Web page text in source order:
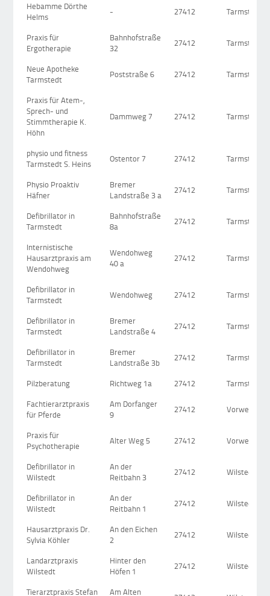
Hebamme Dörthe
Helms
- 27412 Tarmstedt
Praxis für
Ergotherapie
Bahnhofstraße
32
27412 Tarmstedt
Neue Apotheke
Tarmstedt
Poststraße 6 27412 Tarmstedt
Praxis für Atem-,
Sprech- und
Stimmtherapie K.
Höhn
Dammweg 7 27412 Tarmstedt
physio und fitness
Tarmstedt S. Heins
Ostentor 7 27412 Tarmstedt
Physio Proaktiv
Häfner
Bremer
Landstraße 3 a
27412 Tarmstedt
Defibrillator in
Tarmstedt
Bahnhofstraße
8a
27412 Tarmstedt
Internistische
Hausarztpraxis am
Wendohweg
Wendohweg
40 a
27412 Tarmstedt
Defibrillator in
Tarmstedt
Wendohweg 27412 Tarmstedt
Defibrillator in
Tarmstedt
Bremer
Landstraße 4
27412 Tarmstedt
Defibrillator in
Tarmstedt
Bremer
Landstraße 3b
27412 Tarmstedt
Pilzberatung Richtweg 1a 27412
Tarmstedt
Fachtierarztpraxis
für Pferde
Am Dorfanger
9
27412 Vorwerk
Praxis für
Psychotherapie
Alter Weg 5 27412 Vorwerk
Defibrillator in
Wilstedt
An der
Reitbahn 3
27412 Wilstedt
Defibrillator in
Wilstedt
An der
Reitbahn 1
27412 Wilstedt
Hausarztpraxis Dr.
Sylvia Köhler
An den Eichen
2
27412 Wilstedt
Landarztpraxis
Wilstedt
Hinter den
Höfen 1
27412 Wilstedt
Tierarztpraxis Stefan Am Alten